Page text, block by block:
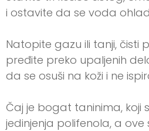
i ostavite da se voda
Natopite gazu ili tanji, čisti
pređite preko upaljenih
da se osuši na koži i ne
Čaj je bogat taninima, koji
jedinjenja polifenola, a ove